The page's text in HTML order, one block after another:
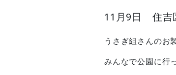
11月9日 住
うさぎ組さんのお
みんなで公園に行